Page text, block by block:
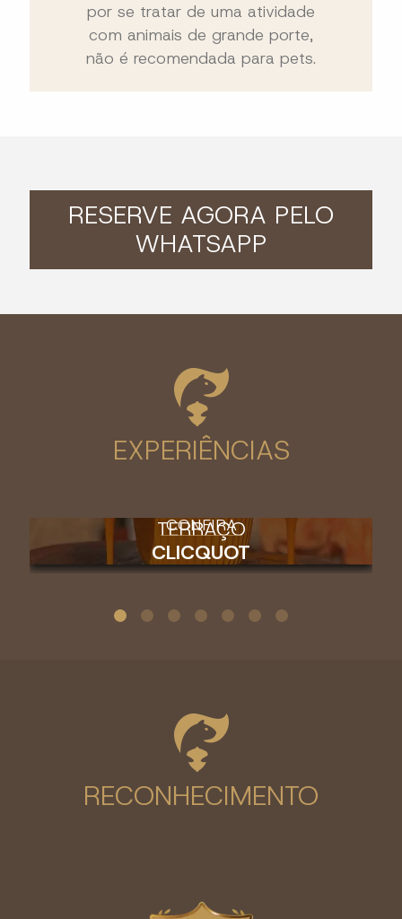
por se tratar de uma atividade
com animais de grande porte,
não é recomendada para pets.
RESERVE AGORA PELO
WHATSAPP
EXPERIÊNCIAS
TERRAÇO
CLICQUOT
CONFIRA
RECONHECIMENTO